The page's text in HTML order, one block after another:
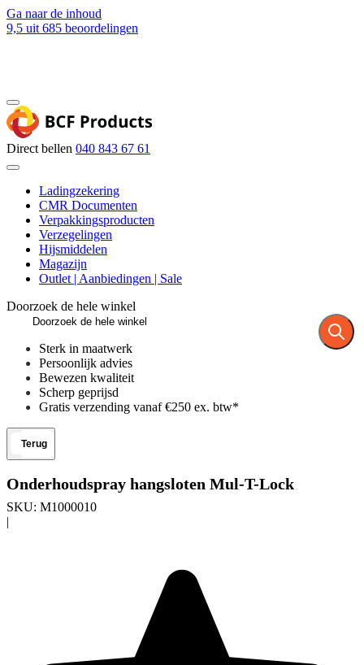
Ga naar de inhoud
9,5 uit 685 beoordelingen
Direct bellen 040 843 67 61
Ladingzekering
CMR Documenten
Verpakkingsproducten
Verzegelingen
Hijsmiddelen
Magazijn
Outlet | Aanbiedingen | Sale
Doorzoek de hele winkel
Sterk in maatwerk
Persoonlijk advies
Bewezen kwaliteit
Scherp geprijsd
Gratis verzending vanaf €250 ex. btw*
Terug
Onderhoudspray hangsloten Mul-T-Lock
SKU: M1000010
|